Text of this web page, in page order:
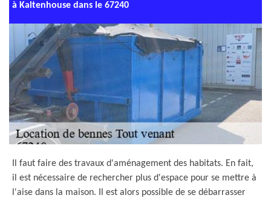
à Kaltenhouse dans le 67240
Il faut faire des travaux d'aménagement des habitats. En fait,
il est nécessaire de rechercher plus d'espace pour se mettre à
l'aise dans la maison. Il est alors possible de se débarrasser